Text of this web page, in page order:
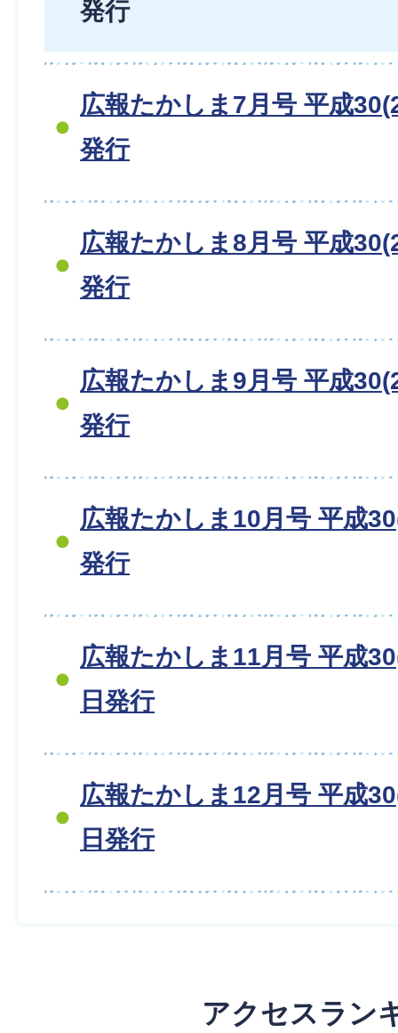
発行
広報たかしま7月号 平成
発行
広報たかしま8月号 平成
発行
広報たかしま9月号 平成
発行
広報たかしま10月号 平成
発行
広報たかしま11月号 平成
日発行
広報たかしま12月号 平成
日発行
アクセスラン